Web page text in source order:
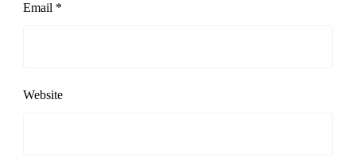
Email *
Website